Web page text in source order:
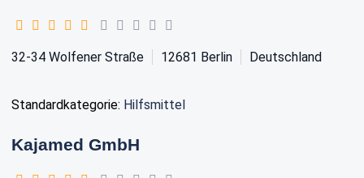
32-34 Wolfener Straße 12681 Berlin Deutschland
Standardkategorie: Hilfsmittel
Kajamed GmbH